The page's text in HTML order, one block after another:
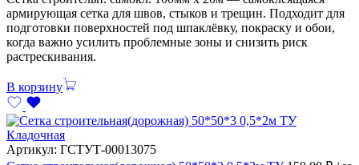
армирующая сетка для швов, стыков и трещин. Подходит для
подготовки поверхностей под шпаклёвку, покраску и обои,
когда важно усилить проблемные зоны и снизить риск
растрескивания.
В корзину
Кладочная
Артикул: ГСТУТ-00013075